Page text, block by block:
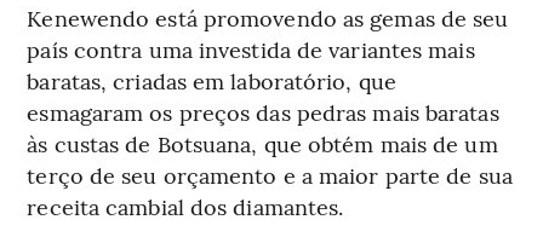
Kenewendo está promovendo as gemas de seu
país contra uma investida de variantes mais
baratas, criadas em laboratório, que
esmagaram os preços das pedras mais baratas
às custas de Botsuana, que obtém mais de um
terço de seu orçamento e a maior parte de sua
receita cambial dos diamantes.